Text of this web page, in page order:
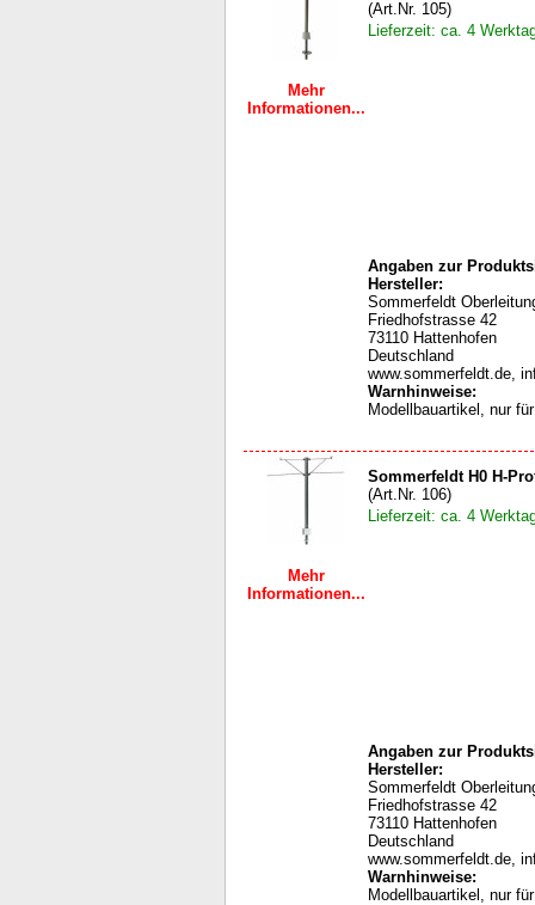
Mehr
Informationen...
(Art.Nr. 105)
Lieferzeit: ca. 4
Angaben zur
Hersteller:
Sommerfeldt
Friedhofstrasse 42
73110 Hattenhofen
Deutschland
www.sommerfeldt.de,
Warnhinweise:
Modellbauartikel, nur
Mehr
Informationen...
Sommerfeldt H0 H-
(Art.Nr. 106)
Lieferzeit: ca. 4
Angaben zur
Hersteller:
Sommerfeldt
Friedhofstrasse 42
73110 Hattenhofen
Deutschland
www.sommerfeldt.de,
Warnhinweise:
Modellbauartikel, nur